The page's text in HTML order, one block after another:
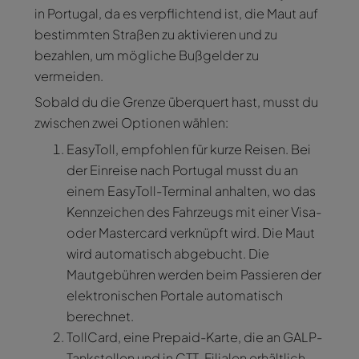
in Portugal, da es verpflichtend ist, die Maut auf
bestimmten Straßen zu aktivieren und zu
bezahlen, um mögliche Bußgelder zu
vermeiden.
Sobald du die Grenze überquert hast, musst du
zwischen zwei Optionen wählen:
EasyToll, empfohlen für kurze Reisen. Bei
der Einreise nach Portugal musst du an
einem EasyToll-Terminal anhalten, wo das
Kennzeichen des Fahrzeugs mit einer Visa-
oder Mastercard verknüpft wird. Die Maut
wird automatisch abgebucht. Die
Mautgebühren werden beim Passieren der
elektronischen Portale automatisch
berechnet.
TollCard, eine Prepaid-Karte, die an GALP-